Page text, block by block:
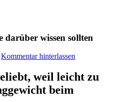
darüber wissen sollten
Kommentar hinterlassen
weil leicht zu
beim